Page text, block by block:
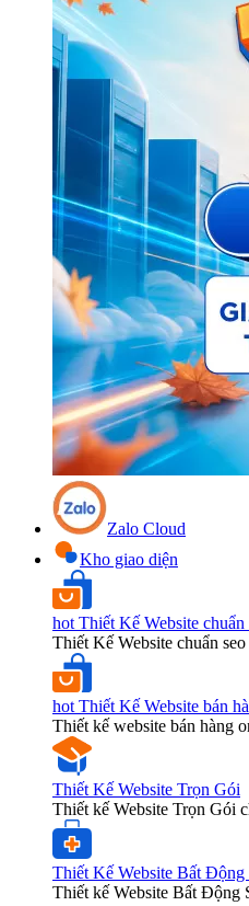
Zalo Cloud
Kho giao diện
hot Thiết Kế Website chuẩn
Thiết Kế Website chuẩn seo
hot Thiết Kế Website bán
Thiết kế website bán hàng
Thiết Kế Website Trọn Gói
Thiết kế Website Trọn Gói
Thiết Kế Website Bất Động
Thiết kế Website Bất Động